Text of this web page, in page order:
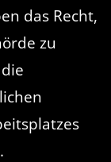
das Recht,
zu